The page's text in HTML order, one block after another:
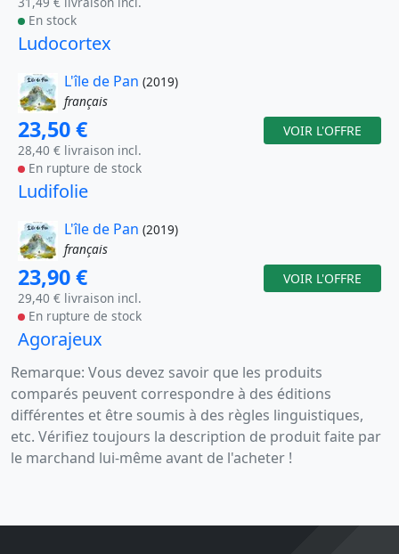
En stock
Ludocortex
L'île de Pan (2019)
français
23,50 €
28,40 € livraison incl.
En rupture de stock
VOIR L'OFFRE
Ludifolie
L'île de Pan (2019)
français
23,90 €
29,40 € livraison incl.
En rupture de stock
VOIR L'OFFRE
Agorajeux
Remarque: Vous devez savoir que les produits
comparés peuvent correspondre à des éditions
différentes et être soumis à des règles linguistiques,
etc. Vérifiez toujours la description de produit faite par
le marchand lui-même avant de l'acheter !